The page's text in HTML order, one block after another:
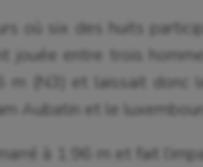
où six des huits
jouée entre trois
m (N3) et laissait donc
Aubatin et le
à 1.96 m et fait